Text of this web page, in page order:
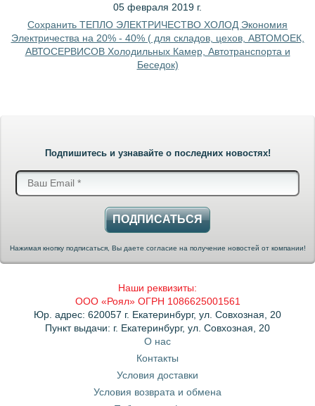
05 февраля 2019 г.
Сохранить ТЕПЛО ЭЛЕКТРИЧЕСТВО ХОЛОД Экономия
Электричества на 20% - 40% ( для складов, цехов, АВТОМОЕК,
АВТОСЕРВИСОВ Холодильных Камер, Автотранспорта и
Беседок)
Подпишитесь и узнавайте о последних новостях!
ПОДПИСАТЬСЯ
Нажимая кнопку подписаться, Вы даете согласие на получение новостей от компании!
Наши реквизиты:
ООО «Роял» ОГРН 1086625001561
Юр. адрес: 620057 г. Екатеринбург, ул. Совхозная, 20
Пункт выдачи: г. Екатеринбург, ул. Совхозная, 20
О нас
Контакты
Условия доставки
Условия возврата и обмена